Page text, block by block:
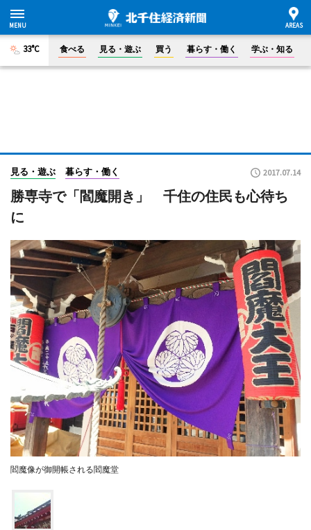
33°C 食べる 見る・遊ぶ 買う 暮らす・働く 学ぶ・知る
見る・遊ぶ 暮らす・働く 2017.07.14
勝専寺で「閻魔開き」 千住の住民も心待ち
に
閻魔像が御開帳される閻魔堂